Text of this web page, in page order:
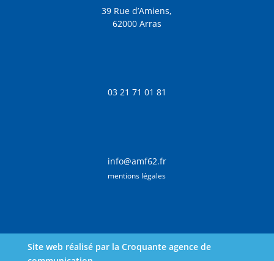
39 Rue d’Amiens,
62000 Arras
03 21 71 01 81
info@amf62.fr
mentions légales
Site web réalisé par la Croquante agence de